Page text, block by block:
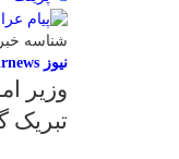
شناسه خبر : 114363 | تاریخ انتشار : ۰۴ بهمن ۱۴۰۴ - ۱۰:۵۰ | 60 بازدید |
نیوز mehrnews
وزیر
تبریک